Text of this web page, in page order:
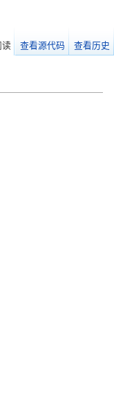
读 查看源代码 查看历史